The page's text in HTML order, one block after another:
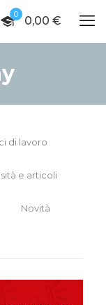
0 0,00 €
di lavoro
e articoli
Novità